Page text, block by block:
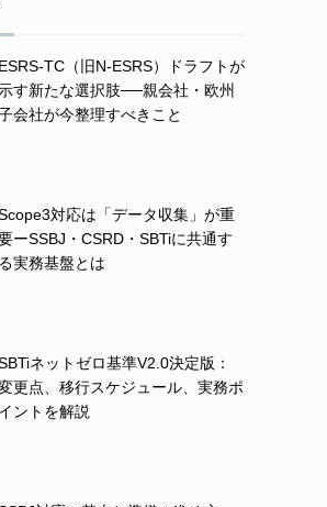
ESRS-TC（旧N-ESRS）ドラフトが
す新たな選択肢──親会社・欧州
会社が今整理すべきこと
対応は「データ収集」が重
ーSSBJ・CSRD・SBTiに共通す
る実務基盤とは
ネットゼロ基準V2.0決定版：
更点、移行スケジュール、実務ポ
イントを解説